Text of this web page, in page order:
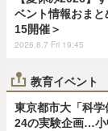
ベント情報おまと
15開催＞
2026.8.7 Fri 19:45
教育イベント
東京都市大「科学
24の実験企画…小